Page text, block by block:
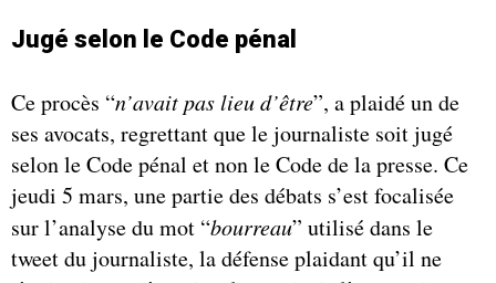
Jugé selon le Code pénal
Ce procès “n’avait pas lieu d’être”, a plaidé un de
ses avocats, regrettant que le journaliste soit jugé
selon le Code pénal et non le Code de la presse. Ce
jeudi 5 mars, une partie des débats s’est focalisée
sur l’analyse du mot “bourreau” utilisé dans le
tweet du journaliste, la défense plaidant qu’il ne